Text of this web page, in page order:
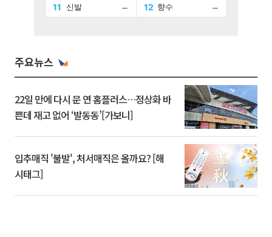
주요뉴스
22일 만에 다시 문 연 홈플러스…정상화 바
쁜데 재고 없어 ‘발동동’[가보니]
입추매직 '불발', 처서매직은 올까요? [해
시태그]